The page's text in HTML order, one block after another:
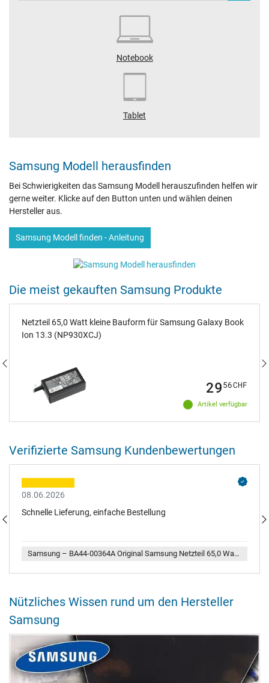
Notebook
Tablet
Samsung Modell herausfinden
Bei Schwierigkeiten das Samsung Modell herauszufinden helfen wir
gerne weiter. Klicke auf den Button unten und wählen deinen
Hersteller aus.
Samsung Modell finden - Anleitung
Die meist gekauften Samsung Produkte
Netzteil 65,0 Watt kleine Bauform für Samsung Galaxy Book
Ion 13.3 (NP930XCJ)
Artikel verfügbar
2956CHF
Verifizierte Samsung Kundenbewertungen
08.06.2026
Schnelle Lieferung, einfache Bestellung
Samsung – BA44-00364A Original Samsung Netzteil 65,0 Watt EU Wallplug weiß kleine Bauform
Nützliches Wissen rund um den Hersteller
Samsung